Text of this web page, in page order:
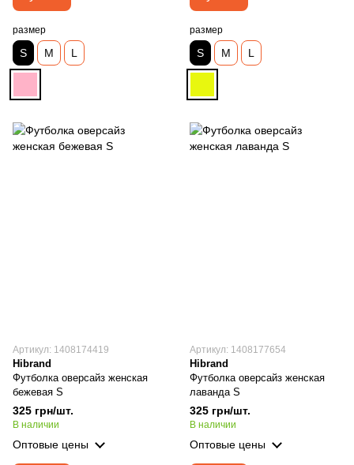
размер
S M L
размер
S M L
Артикул: 1408174419
Hibrand
Футболка оверсайз женская
бежевая S
325 грн/шт.
В наличии
Оптовые цены
Артикул: 1408177654
Hibrand
Футболка оверсайз женская
лаванда S
325 грн/шт.
В наличии
Оптовые цены